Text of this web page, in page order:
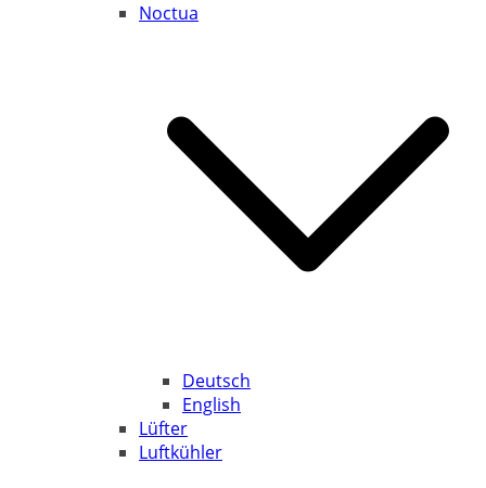
Noctua
Deutsch
English
Lüfter
Luftkühler